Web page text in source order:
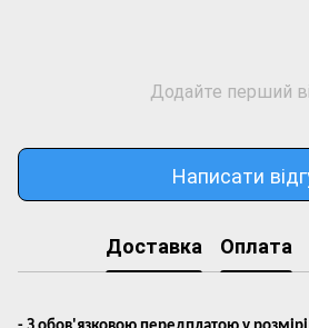
Додайте перший
Написати
Доставка Оплата